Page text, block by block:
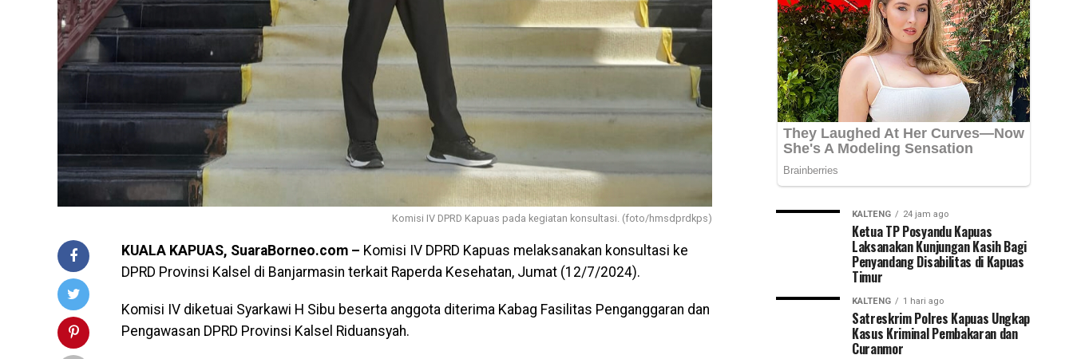
Komisi IV DPRD Kapuas pada kegiatan konsultasi. (foto/hmsdprdkps)
KUALA KAPUAS, SuaraBorneo.com – Komisi IV DPRD Kapuas melaksanakan konsultasi ke
DPRD Provinsi Kalsel di Banjarmasin terkait Raperda Kesehatan, Jumat (12/7/2024).
Komisi IV diketuai Syarkawi H Sibu beserta anggota diterima Kabag Fasilitas Penganggaran dan
Pengawasan DPRD Provinsi Kalsel Riduansyah.
Selesai
Lebih
Cepat
pemadaman
listrik
bergilir
sejumlah
wilayah
Kalimantan
Selatan,
Hadi
Rahman,...
KALTENG 24 jam ago
Ketua TP Posyandu Kapuas
Laksanakan Kunjungan Kasih Bagi
Penyandang Disabilitas di Kapuas
Timur
KALTENG 1 hari ago
Satreskrim Polres Kapuas Ungkap
Kasus Kriminal Pembakaran dan
Curanmor